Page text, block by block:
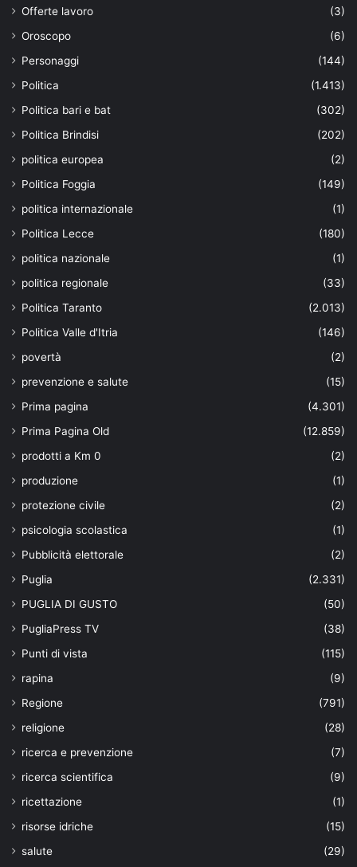
Offerte lavoro
(3)
Oroscopo
(6)
Personaggi
(144)
Politica
(1.413)
Politica bari e bat
(302)
Politica Brindisi
(202)
politica europea
(2)
Politica Foggia
(149)
politica internazionale
(1)
Politica Lecce
(180)
politica nazionale
(1)
politica regionale
(33)
Politica Taranto
(2.013)
Politica Valle d'Itria
(146)
povertà
(2)
prevenzione e salute
(15)
Prima pagina
(4.301)
Prima Pagina Old
(12.859)
prodotti a Km 0
(2)
produzione
(1)
protezione civile
(2)
psicologia scolastica
(1)
Pubblicità elettorale
(2)
Puglia
(2.331)
PUGLIA DI GUSTO
(50)
PugliaPress TV
(38)
Punti di vista
(115)
rapina
(9)
Regione
(791)
religione
(28)
ricerca e prevenzione
(7)
ricerca scientifica
(9)
ricettazione
(1)
risorse idriche
(15)
salute
(29)